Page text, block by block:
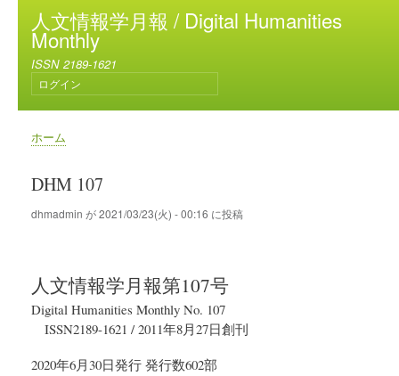
メ
イ
コ
テ
動
人文情報学月報 / Digital Humanities
Monthly
ISSN 2189-1621
ユ
ー
ザ
ー
カ
ン
ュ
ー
ログイン
パ
く
ず
ホーム
DHM 107
dhmadmin が2021/03/23(火) - 00:16 に投稿
人文情報学月報第107号
Digital Humanities Monthly No. 107
ISSN2189-1621 /2011年8月27日創刊
2020年6月30日発行 発行数602部